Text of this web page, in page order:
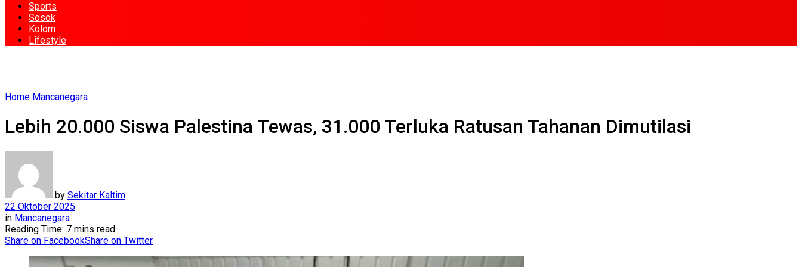
Sports
Sosok
Kolom
Lifestyle
Home Mancanegara
Lebih 20.000 Siswa Palestina Tewas, 31.000 Terluka Ratusan Tahanan Dimutilasi
by Sekitar Kaltim
22 Oktober 2025
in Mancanegara
Reading Time: 7 mins read
Share on FacebookShare on Twitter